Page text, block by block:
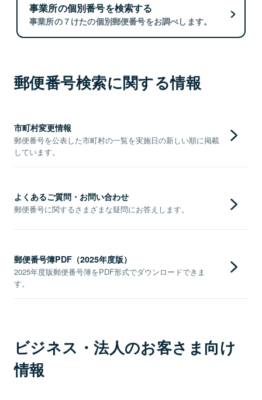
事業所の個別番号を検索する
事業所の７けたの個別郵便番号をお調べします。
郵便番号検索に関する情報
市町村変更情報
郵便番号を公表した市町村の一覧を実施日の新しい順に掲載
しています。
よくあるご質問・お問い合わせ
郵便番号に関するさまざまな疑問にお答えします。
郵便番号簿PDF（2025年度版）
2025年度版郵便番号簿をPDF形式でダウンロードできま
す。
ビジネス・法人のお客さま向け
情報